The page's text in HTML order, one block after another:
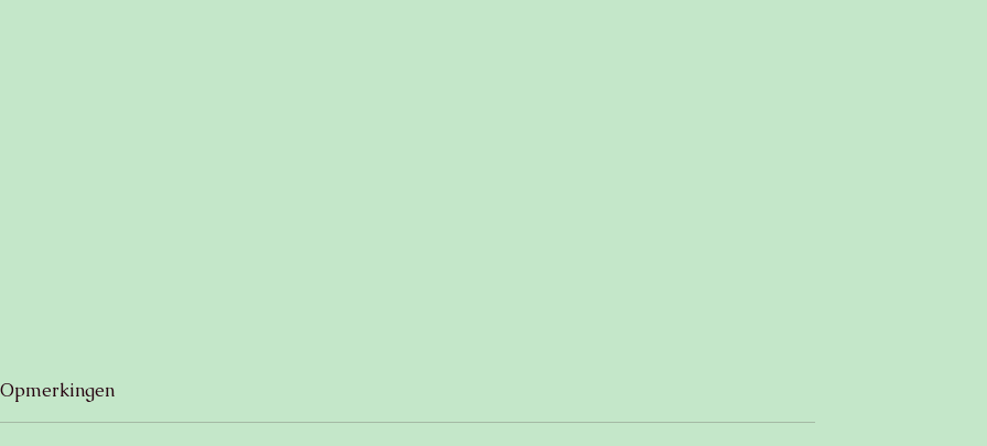
Opmerkingen